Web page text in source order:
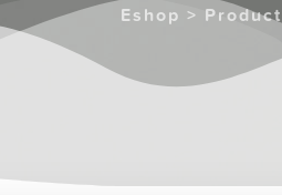
Eshop > Product